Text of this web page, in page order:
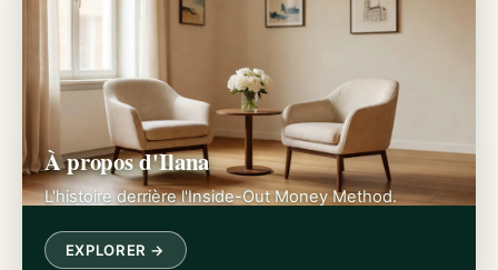
À propos d'Ilana
L'histoire derrière l'Inside-Out Money Method.
EXPLORER →